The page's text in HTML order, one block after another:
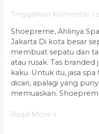
Tinggalkan Komentar /
Shoepreme, Ahlinya
Jakarta Di kota besar
membuat sepatu dan
atau rusak. Tas
kaku. Untuk itu, jasa
dicari, apalagi yang
memuaskan.
Read More »